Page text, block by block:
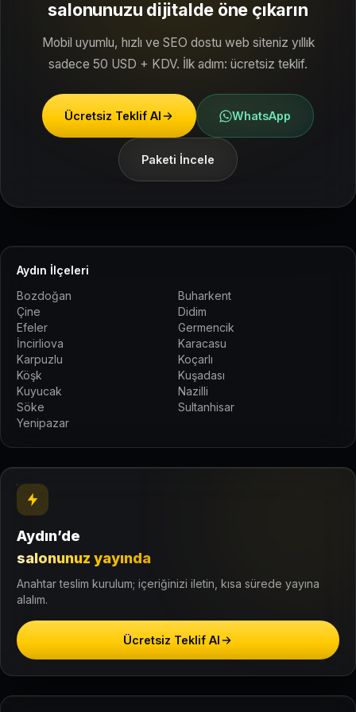
salonunuzu dijitalde öne çıkarın
Mobil uyumlu, hızlı ve SEO dostu web siteniz yıllık
sadece 50 USD + KDV. İlk adım: ücretsiz teklif.
Ücretsiz Teklif Al WhatsApp
Paketi İncele
Aydın İlçeleri
Bozdoğan
Buharkent
Çine
Didim
Efeler
Germencik
İncirliova
Karacasu
Karpuzlu
Koçarlı
Köşk
Kuşadası
Kuyucak
Nazilli
Söke
Sultanhisar
Yenipazar
Aydın’de
salonunuz yayında
Anahtar teslim kurulum; içeriğinizi iletin, kısa sürede yayına
alalım.
Ücretsiz Teklif Al